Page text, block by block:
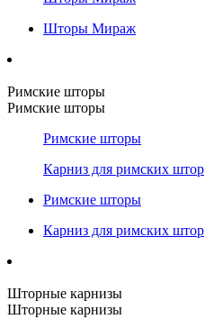
Шторы Мираж
Римские шторы
Римские шторы
Римские шторы
Карниз для римских штор
Римские шторы
Карниз для римских штор
Шторные карнизы
Шторные карнизы